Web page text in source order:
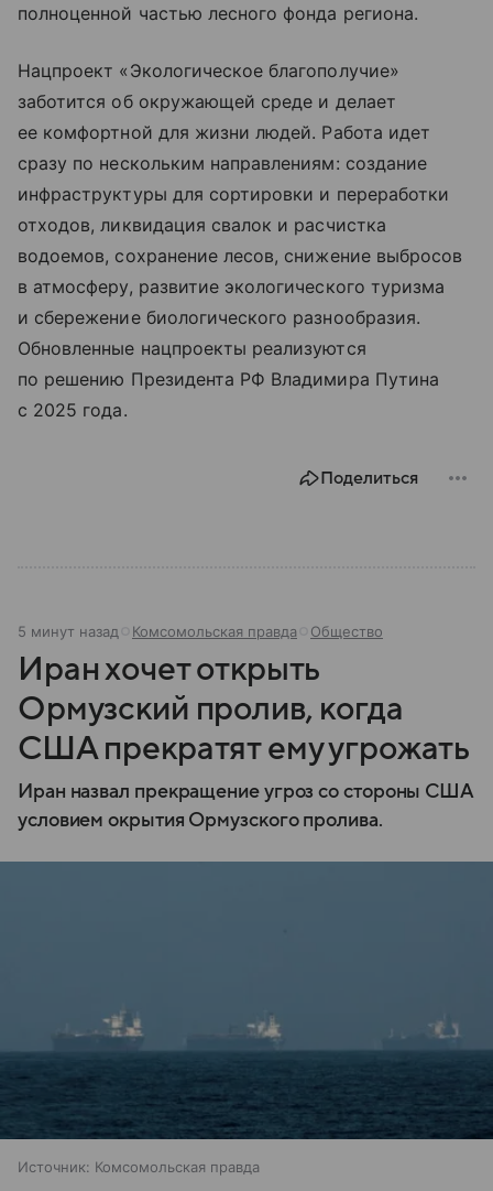
полноценной частью лесного фонда региона.
Нацпроект «Экологическое благополучие»
заботится об окружающей среде и делает
ее комфортной для жизни людей. Работа идет
сразу по нескольким направлениям: создание
инфраструктуры для сортировки и переработки
отходов, ликвидация свалок и расчистка
водоемов, сохранение лесов, снижение выбросов
в атмосферу, развитие экологического туризма
и сбережение биологического разнообразия.
Обновленные нацпроекты реализуются
по решению Президента РФ Владимира Путина
с 2025 года.
Поделиться
5 минут назад Комсомольская правда Общество
Иран хочет открыть
Ормузский пролив, когда
США прекратят ему угрожать
Иран назвал прекращение угроз со стороны США
условием окрытия Ормузского пролива.
Источник: Комсомольская правда